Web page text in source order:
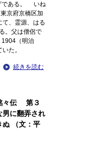
である。 いね
京府京橋区加
て、霊源、はる
。父は僧侶で
1904（明治
た。
続きを読む
々伝 第３
に翻弄され
（文：平